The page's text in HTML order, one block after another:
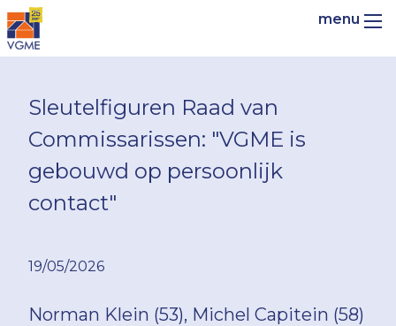
Sleutelfiguren Raad van
Commissarissen: "VGME is
gebouwd op persoonlijk
contact"
19/05/2026
Norman Klein (53), Michel Capitein (58)